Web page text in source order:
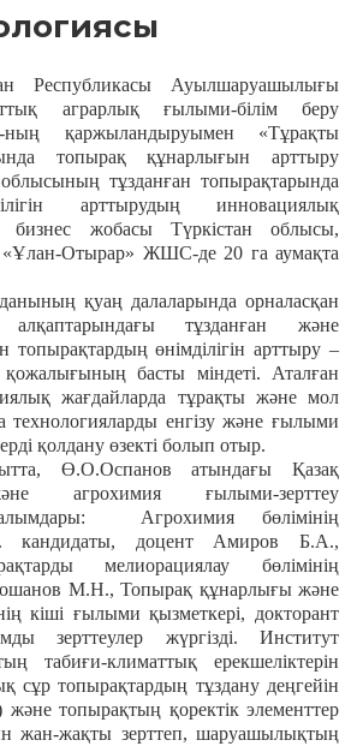
Республикасы Ауылшаруашылығы
аграрлық ғылыми-білім беру
қаржыландыруымен «Тұрақты
топырақ құнарлығын арттыру
тұзданған топырақтарында
арттырудың инновациялық
бизнес жобасы Түркістан облысы,
Отырар» ЖШС-де 20 га аумақта
қуаң далаларында орналасқан
алқаптарындағы тұзданған және
өнімділігін арттыру –
басты міндеті. Аталған
жағдайларда тұрақты және мол
технологияларды енгізу және ғылыми
қолдану өзекті болып отыр.
Ө.О.Оспанов атындағы Қазақ
агрохимия ғылыми-зерттеу
Агрохимия бөлімінің
кандидаты, доцент Амиров Б.А.,
мелиорациялау бөлімінің
М.Н., Топырақ құнарлығы және
кіші ғылыми қызметкері, докторант
зерттеулер жүргізді. Институт
табиғи-климаттық ерекшеліктерін
сұр топырақтардың тұздану деңгейін
және топырақтың қоректік элементтер
жан-жақты зерттеп, шаруашылықтың